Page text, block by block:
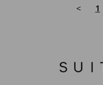
< 1